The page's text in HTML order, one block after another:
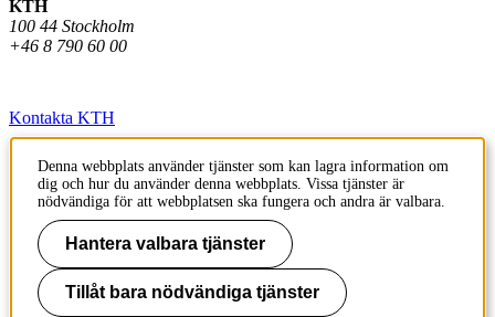
KTH
100 44 Stockholm
+46 8 790 60 00
Kontakta KTH
Jobba på KTH
Press och media
Faktura och betalning KTH
Om KTH:s webbplatser
Denna webbplats använder tjänster som kan lagra information om
dig och hur du använder denna webbplats. Vissa tjänster är
nödvändiga för att webbplatsen ska fungera och andra är valbara.
Hantera valbara tjänster
Tillåt bara nödvändiga tjänster